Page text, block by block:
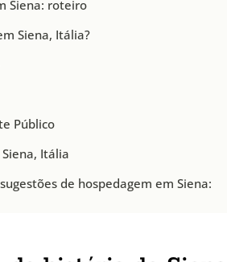
Siena: roteiro
Siena, Itália?
Público
Itália
de hospedagem em Siena: